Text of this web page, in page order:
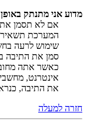
מדוע אני מתנתק
אם לא תסמן את
המערכת תשאיר
שימוש לרעה
סמן את התיבה
כאשר אתה
אינטרנט,
את התיבה,
חזרה למעלה